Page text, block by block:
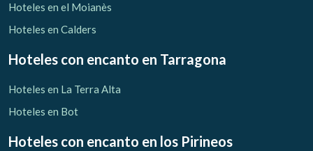
Hoteles en el Moianès
Hoteles en Calders
Hoteles con encanto en Tarragona
Hoteles en La Terra Alta
Hoteles en Bot
Hoteles con encanto en los Pirineos